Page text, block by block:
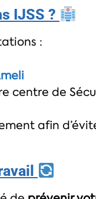
IJSS ?
:
centre de
afin